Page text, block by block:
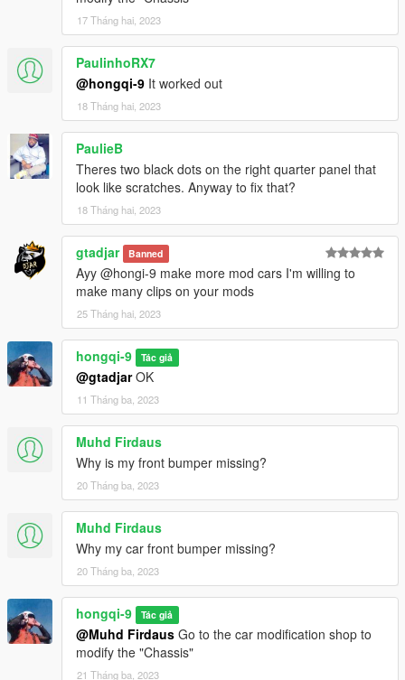
17 Tháng hai, 2023
PaulinhoRX7
@hongqi-9 It worked out
18 Tháng hai, 2023
PaulieB
Theres two black dots on the right quarter panel that
look like scratches. Anyway to fix that?
18 Tháng hai, 2023
gtadjar Banned
Ayy @hongi-9 make more mod cars I'm willing to
make many clips on your mods
25 Tháng hai, 2023
hongqi-9 Tác giả
@gtadjarOK
11 Tháng ba, 2023
Muhd Firdaus
Why is my front bumper missing?
20 Tháng ba, 2023
Muhd Firdaus
Why my car front bumper missing?
20 Tháng ba, 2023
hongqi-9 Tác giả
@Muhd Firdaus Go to the car modification shop to
modify the "Chassis"
21 Tháng ba, 2023